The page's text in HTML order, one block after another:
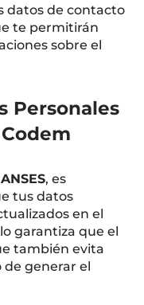
datos de contacto
te permitirán
sobre el
Personales
, es
tus datos
en el
garantiza que el
también evita
de generar el